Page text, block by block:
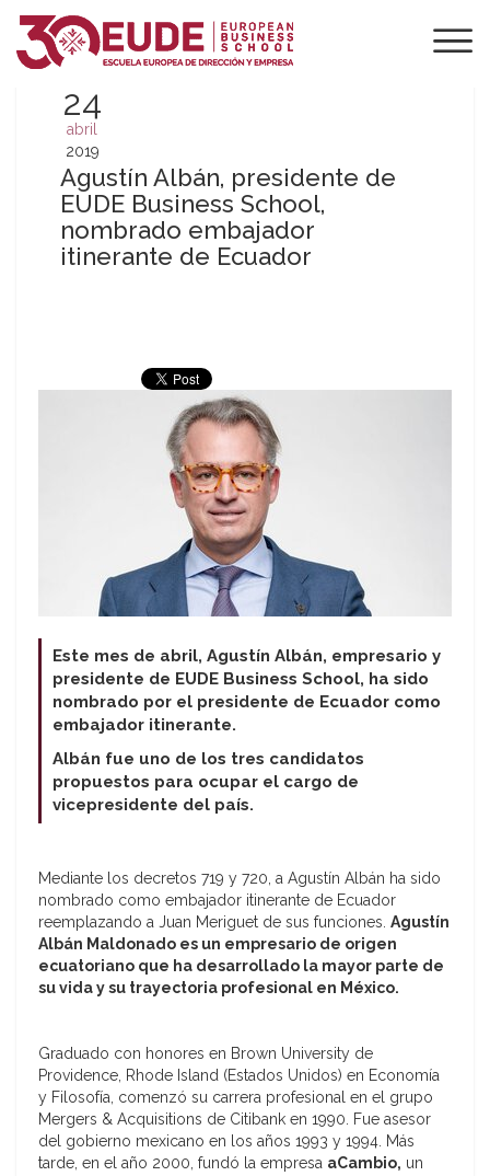
24
abril
2019
Agustín Albán, presidente de
EUDE Business School,
nombrado embajador
itinerante de Ecuador
Este mes de abril, Agustín Albán, empresario y
presidente de EUDE Business School, ha sido
nombrado por el presidente de Ecuador como
embajador itinerante.
Albán fue uno de los tres candidatos
propuestos para ocupar el cargo de
vicepresidente del país.
Mediante los decretos 719 y 720, a Agustín Albán ha sido
nombrado como embajador itinerante de Ecuador
reemplazando a Juan Meriguet de sus funciones. Agustín
Albán Maldonado es un empresario de origen
ecuatoriano que ha desarrollado la mayor parte de
su vida y su trayectoria profesional en México.
Graduado con honores en Brown University de
Providence, Rhode Island (Estados Unidos) en Economía
y Filosofía, comenzó su carrera profesional en el grupo
Mergers & Acquisitions de Citibank en 1990. Fue asesor
del gobierno mexicano en los años 1993 y 1994. Más
tarde, en el año 2000, fundó la empresa aCambio, un